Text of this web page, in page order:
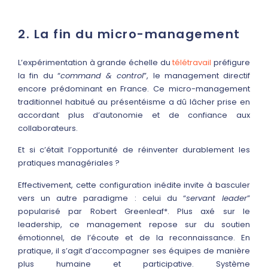
2. La fin du micro-management
L’expérimentation à grande échelle dutélétravail préfigure
la fin du “command & control”, le management directif
encore prédominant en France. Ce micro-management
traditionnel habitué au présentéisme a dû lâcher prise en
accordant plus d’autonomie et de confiance aux
collaborateurs.
Et si c’était l’opportunité de réinventer durablement les
pratiques managériales ?
Effectivement, cette configuration inédite invite à basculer
vers un autre paradigme : celui du “servant leader”
popularisé par Robert Greenleaf*. Plus axé sur le
leadership, ce management repose sur du soutien
émotionnel, de l’écoute et de la reconnaissance. En
pratique, il s’agit d’accompagner ses équipes de manière
plus humaine et participative. Système